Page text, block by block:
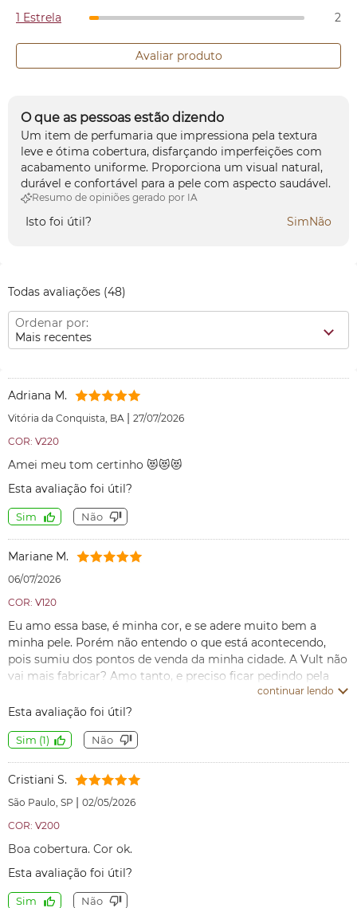
1 Estrela
2
Avaliar produto
O que as pessoas estão dizendo
Um item de perfumaria que impressiona pela textura
leve e ótima cobertura, disfarçando imperfeições com
acabamento uniforme. Proporciona um visual natural,
durável e confortável para a pele com aspecto saudável.
Resumo de opiniões gerado por IA
Isto foi útil? SimNão
Todas avaliações (48)
Ordenar por:
Mais recentes
Adriana M.
Vitória da Conquista, BA | 27/07/2026
COR: V220
Amei meu tom certinho 😻😻😻
Esta avaliação foi útil?
Sim Não
Mariane M.
06/07/2026
COR: V120
Eu amo essa base, é minha cor, e se adere muito bem a
minha pele. Porém não entendo o que está acontecendo,
pois sumiu dos pontos de venda da minha cidade. A Vult não
vai mais fabricar? Amo tanto, e preciso ficar pedindo pela
internet, que as vezes demora mais de 1 semana...continuar lendo
Esta avaliação foi útil?
Sim (1) Não
Cristiani S.
São Paulo, SP | 02/05/2026
COR: V200
Boa cobertura. Cor ok.
Esta avaliação foi útil?
Sim Não